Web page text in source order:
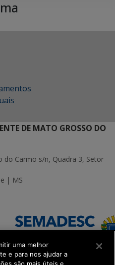
DE MATO GROSSO DO
do Carmo s/n, Quadra 3, Setor
| MS
uma melhor
e para nos ajudar a